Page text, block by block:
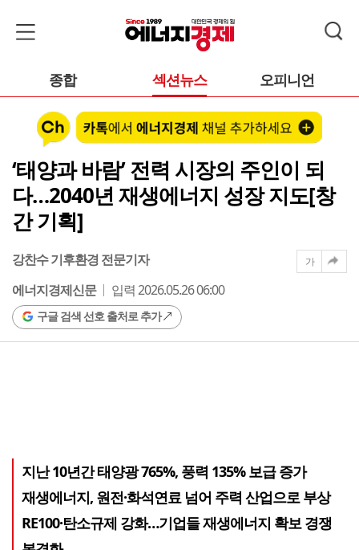
종합 섹션뉴스 오피니언
‘태양과 바람’ 전력 시장의 주인이 되
다…2040년 재생에너지 성장 지도[창
간 기획]
강찬수 기후환경 전문기자
에너지경제신문
입력 2026.05.26 06:00
구글 검색 선호 출처로 추가
가
지난 10년간 태양광 765%, 풍력 135% 보급 증가
재생에너지, 원전·화석연료 넘어 주력 산업으로 부상
RE100·탄소규제 강화…기업들 재생에너지 확보 경쟁